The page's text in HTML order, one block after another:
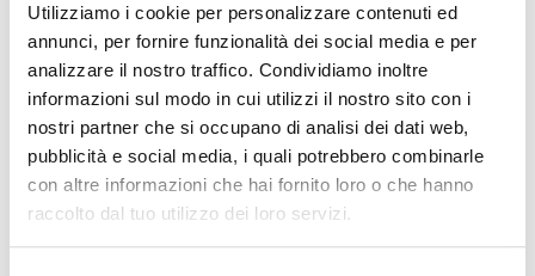
Utilizziamo i cookie per personalizzare contenuti ed
annunci, per fornire funzionalità dei social media e per
analizzare il nostro traffico. Condividiamo inoltre
informazioni sul modo in cui utilizzi il nostro sito con i
nostri partner che si occupano di analisi dei dati web,
pubblicità e social media, i quali potrebbero combinarle
con altre informazioni che hai fornito loro o che hanno
raccolto dal tuo utilizzo dei loro servizi.
Stampa pagina prodotto
Caratteristiche
Volume (µl) : 100-1000
Colore : Azzurro
Presentazione : Ricarica
Marca : Kartell
Compatibilità : Kartell, Gilson, Socorex, Nichiryo, Biohit,
Brand, Eppendorf, Hamilton
Conf. (unità) : 50x96
Selezione di puntali di polipropilene. La compatibilità di ogni
Vedi di più